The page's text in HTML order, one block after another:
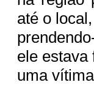
até o local,
ele estava
uma